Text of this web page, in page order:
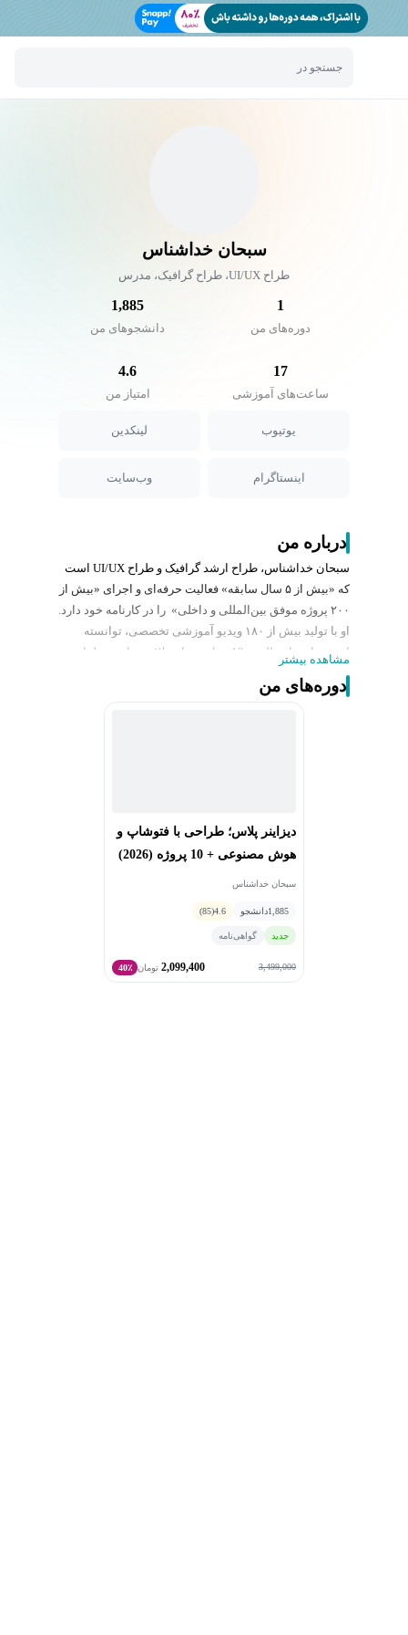
جستجو در
سبحان خداشناس
طراح UI/UX، طراح گرافیک، مدرس
1
دوره‌های من
1,885
دانشجو‌های من
17
ساعت‌های آموزشی
4.6
امتیاز من
یوتیوب لینکدین
اینستاگرام وب‌سایت
درباره من
سبحان خداشناس، طراح ارشد گرافیک و طراح UI/UX است
که «بیش از ۵ سال سابقه» فعالیت حرفه‌ای و اجرای «بیش از
۲۰۰ پروژه موفق بین‌المللی و داخلی» را در کارنامه خود دارد.
او با تولید بیش از ۱۸۰ ویدیو آموزشی تخصصی، توانسته
است جامعه‌ای بالغ بر 12 هزار نفر از علاقه‌مندان به طراحی
را با خود همراه کند و سابقه برگزاری وبینارها و دوره‌ حضوری
فتوشاپ را نیز در سوابق خود دارد.
هنر طراحی استراتژیک، بر خلق تجربه‌های دیجیتال کاربرمحور
و حل مسائل واقعی کاربران تمرکز دارد.
مشاهده بیشتر
دوره‌های من
دیزاینر پلاس؛ طراحی با فتوشاپ و
هوش مصنوعی + 10 پروژه (2026)
سبحان خداشناس
1,885دانشجو 4.6
(85)
جدید گواهی‌نامه
3,499,000
2,099,400 تومان 40٪